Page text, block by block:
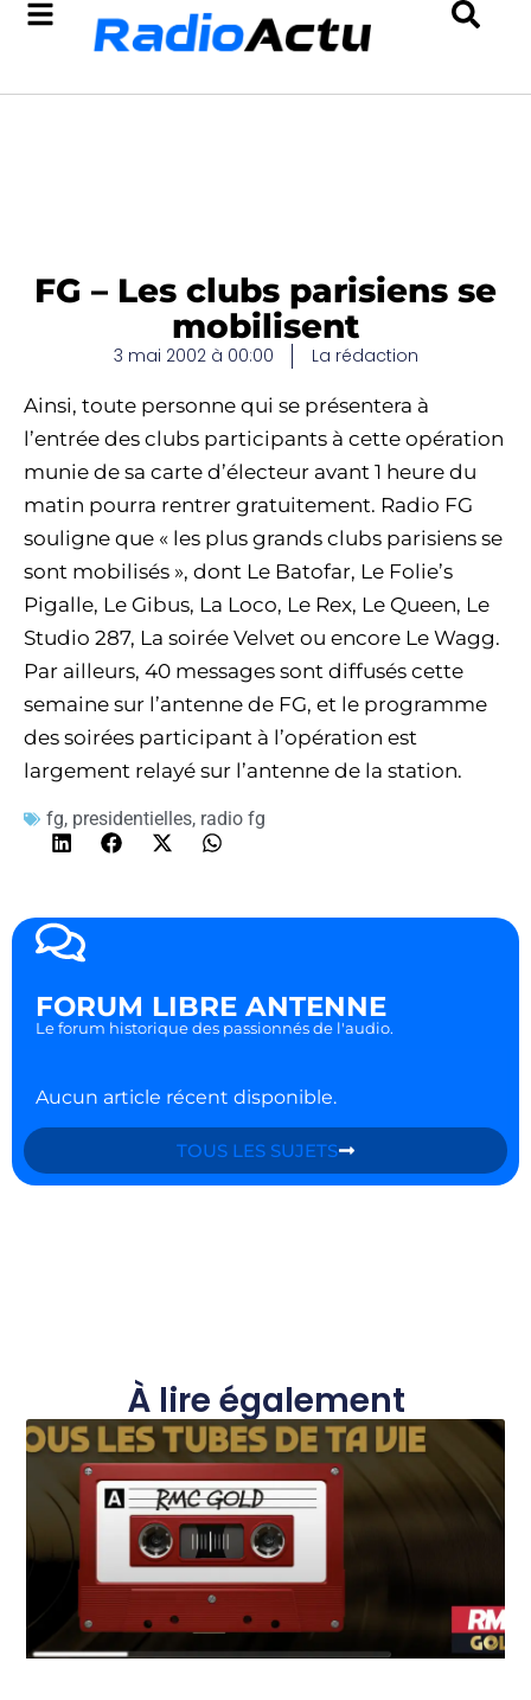
FG – Les clubs parisiens se
mobilisent
3 mai 2002 à 00:00 La rédaction
Ainsi, toute personne qui se présentera à
l’entrée des clubs participants à cette opération
munie de sa carte d’électeur avant 1 heure du
matin pourra rentrer gratuitement. Radio FG
souligne que « les plus grands clubs parisiens se
sont mobilisés », dont Le Batofar, Le Folie’s
Pigalle, Le Gibus, La Loco, Le Rex, Le Queen, Le
Studio 287, La soirée Velvet ou encore Le Wagg.
Par ailleurs, 40 messages sont diffusés cette
semaine sur l’antenne de FG, et le programme
des soirées participant à l’opération est
largement relayé sur l’antenne de la station.
fg, presidentielles, radio fg
FORUM LIBRE ANTENNE
Le forum historique des passionnés de l'audio.
Aucun article récent disponible.
TOUS LES SUJETS
À lire également